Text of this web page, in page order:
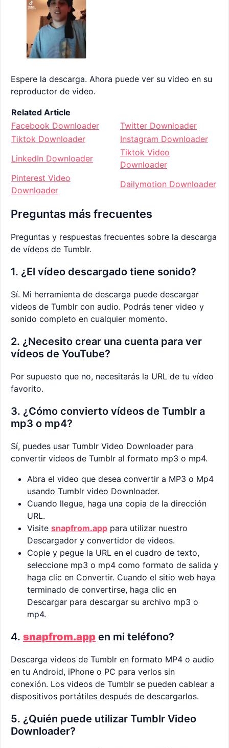
Espere la descarga. Ahora puede ver su video en su
reproductor de video.
Related Article
Facebook Downloader
Twitter Downloader
Tiktok Downloader
Instagram Downloader
LinkedIn Downloader
Tiktok Video
Downloader
Pinterest Video
Downloader
Dailymotion Downloader
Preguntas más frecuentes
Preguntas y respuestas frecuentes sobre la descarga
de vídeos de Tumblr.
1. ¿El vídeo descargado tiene sonido?
Sí. Mi herramienta de descarga puede descargar
videos de Tumblr con audio. Podrás tener video y
sonido completo en cualquier momento.
2. ¿Necesito crear una cuenta para ver
vídeos de YouTube?
Por supuesto que no, necesitarás la URL de tu vídeo
favorito.
3. ¿Cómo convierto vídeos de Tumblr a
mp3 o mp4?
Sí, puedes usar Tumblr Video Downloader para
convertir videos de Tumblr al formato mp3 o mp4.
Abra el video que desea convertir a MP3 o Mp4
usando Tumblr video Downloader.
Cuando llegue, haga una copia de la dirección
URL.
Visite snapfrom.app para utilizar nuestro
Descargador y convertidor de videos.
Copie y pegue la URL en el cuadro de texto,
seleccione mp3 o mp4 como formato de salida y
haga clic en Convertir. Cuando el sitio web haya
terminado de convertirse, haga clic en
Descargar para descargar su archivo mp3 o
mp4.
4. snapfrom.app en mi teléfono?
Descarga videos de Tumblr en formato MP4 o audio
en tu Android, iPhone o PC para verlos sin
conexión. Los videos de Tumblr se pueden cablear a
dispositivos portátiles después de descargarlos.
5. ¿Quién puede utilizar Tumblr Video
Downloader?